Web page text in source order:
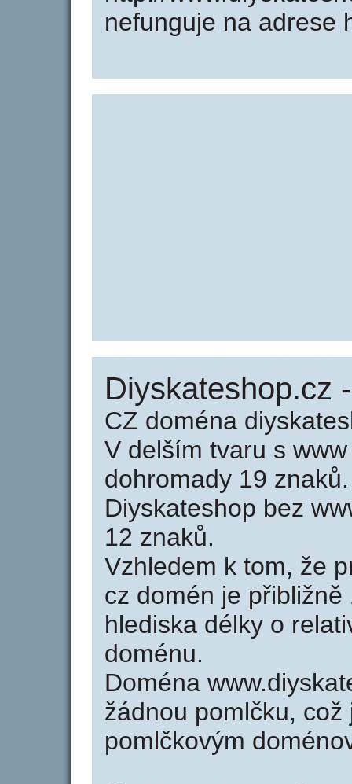
nefunguje na adrese
Diyskateshop.cz
CZ doména
V delším tvaru s
dohromady 19
Diyskateshop bez
12 znaků.
Vzhledem k tom, že
cz domén je
hlediska délky o
doménu.
Doména
žádnou pomlčku,
pomlčkovým